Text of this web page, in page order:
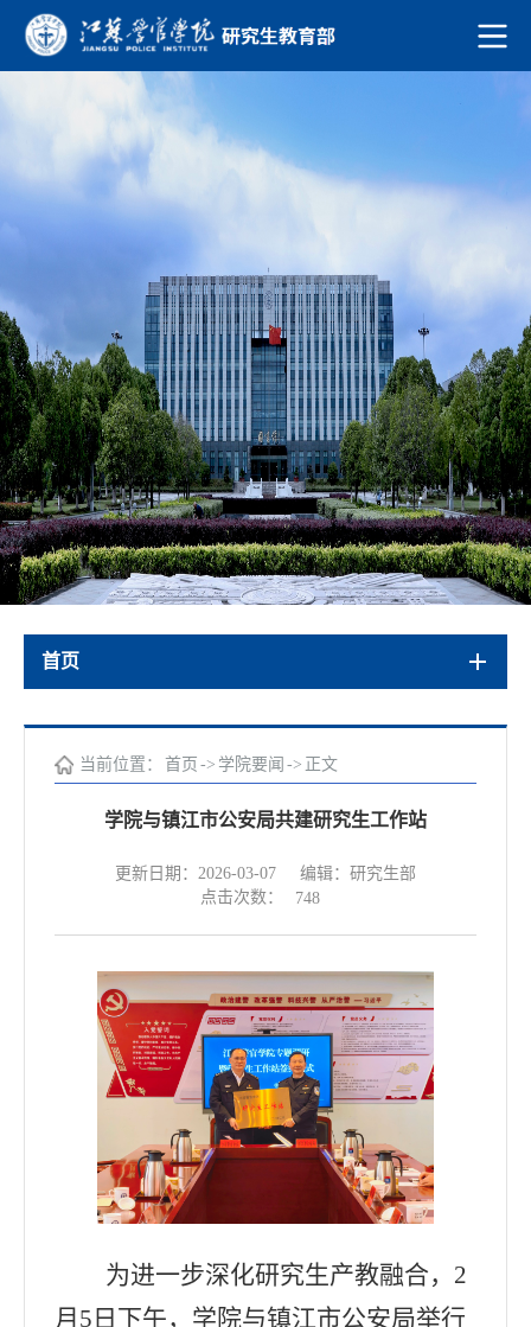
首页
当前位置： 首页 -> 学院要闻 -> 正文
学院与镇江市公安局共建研究生工作站
更新日期：2026-03-07
编辑：研究生部
点击次数：
748
为进一步深化研究生产教融合， 2
月 5 日下午，学院与镇江市公安局举行